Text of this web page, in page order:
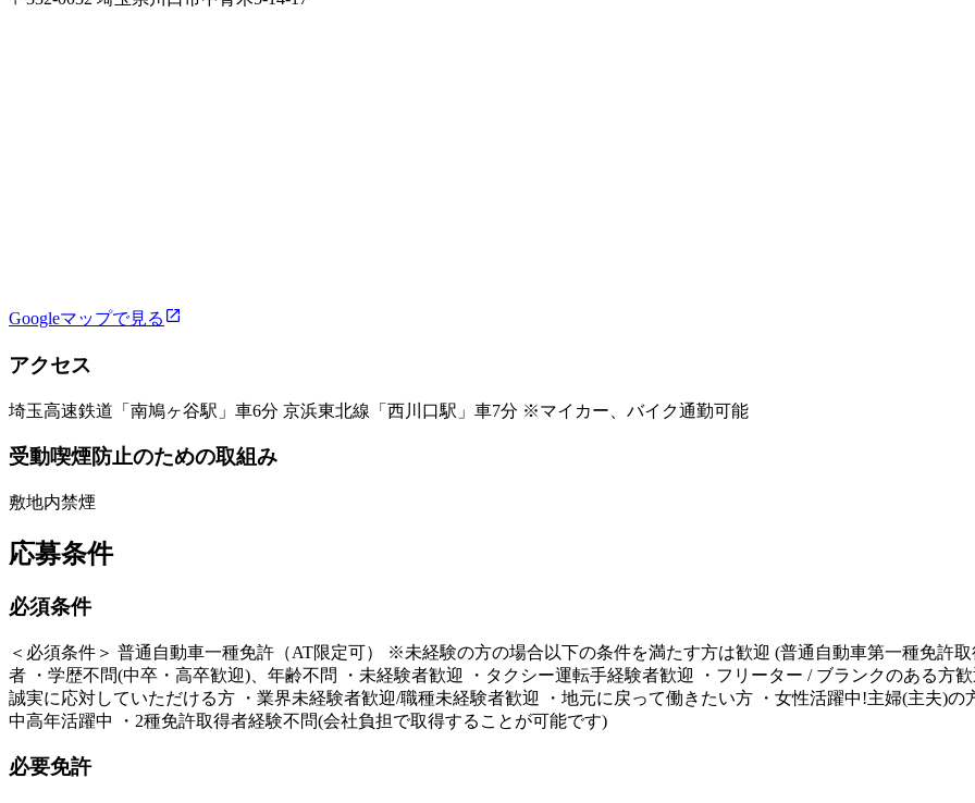
Googleマップで見る
アクセス
埼玉高速鉄道「南鳩ヶ谷駅」車6分 京浜東北線「西川口駅」車7分 ※マイカー、バイク通勤可能
受動喫煙防止のための取組み
敷地内禁煙
応募条件
必須条件
＜必須条件＞ 普通自動車一種免許（AT限定可） ※未経験の方の場合以下の条件を満たす方は歓迎 (普通自動車第一種免許
者 ・学歴不問(中卒・高卒歓迎)、年齢不問 ・未経験者歓迎 ・タクシー運転手経験者歓迎 ・フリーター / ブランクのある方
誠実に応対していただける方 ・業界未経験者歓迎/職種未経験者歓迎 ・地元に戻って働きたい方 ・女性活躍中!主婦(主夫)
中高年活躍中 ・2種免許取得者経験不問(会社負担で取得することが可能です)
必要免許